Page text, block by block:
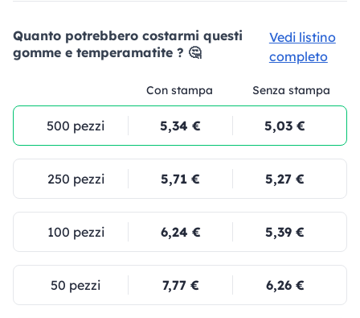
Quanto potrebbero costarmi questi
gomme e temperamatite ? 🤔
Vedi listino
completo
Con stampa Senza stampa
500 pezzi 5,34 € 5,03 €
250 pezzi 5,71 € 5,27 €
100 pezzi 6,24 € 5,39 €
50 pezzi 7,77 € 6,26 €